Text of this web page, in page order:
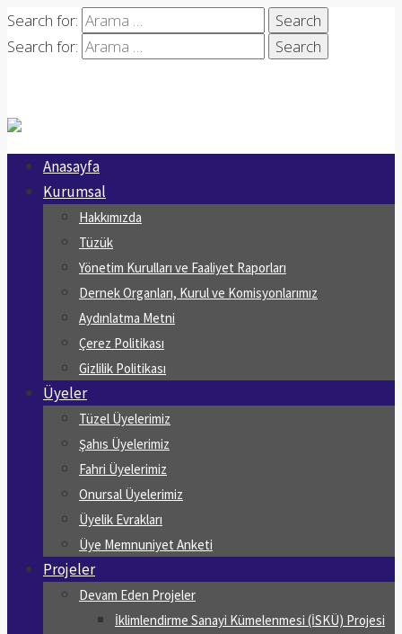
Search for:
Search for:
Anasayfa
Kurumsal
Hakkımızda
Tüzük
Yönetim Kurulları ve Faaliyet Raporları
Dernek Organları, Kurul ve Komisyonlarımız
Aydınlatma Metni
Çerez Politikası
Gizlilik Politikası
Üyeler
Tüzel Üyelerimiz
Şahıs Üyelerimiz
Fahri Üyelerimiz
Onursal Üyelerimiz
Üyelik Evrakları
Üye Memnuniyet Anketi
Projeler
Devam Eden Projeler
İklimlendirme Sanayi Kümelenmesi (İSKÜ) Projesi